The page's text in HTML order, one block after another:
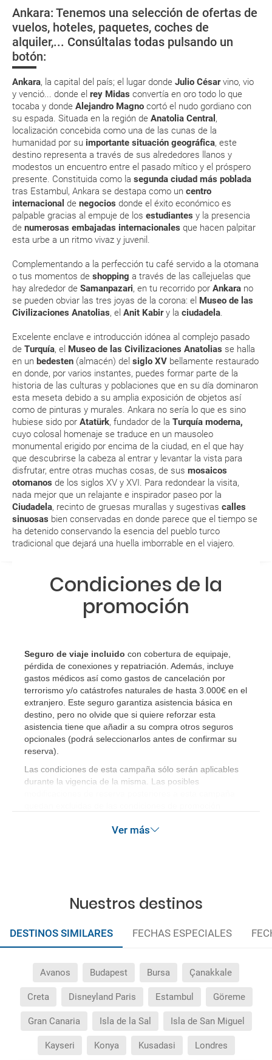
Ankara: Tenemos una selección de ofertas de
vuelos, hoteles, paquetes, coches de
alquiler,... Consúltalas todas pulsando un
botón:
Ankara, la capital del país; el lugar donde Julio Césarvino, vio
y venció... donde el rey Midas convertía en oro todo lo que
tocaba y donde Alejandro Magno cortó el nudo gordiano con
su espada. Situada en la región de Anatolia Central ,
localización concebida como una de las cunas de la
humanidad por su importante situación geográfica, este
destino representa a través de sus alrededores llanos y
modestos un encuentro entre el pasado mítico y el próspero
presente. Constituida como la segunda ciudad más poblada
tras Estambul, Ankara se destapa como un centro
internacional de negocios donde el éxito económico es
palpable gracias al empuje de los estudiantes y la presencia
de numerosas embajadas internacionales que hacen palpitar
esta urbe a un ritmo vivaz y juvenil.
Complementando a la perfección tu café servido a la otomana
o tus momentos de shopping a través de las callejuelas que
hay alrededor de Samanpazari, en tu recorrido por Ankara no
se pueden obviar las tres joyas de la corona: el Museo de las
Civilizaciones Anatolias, el Anit Kabiry la ciudadela
Excelente enclave e introducción idónea al complejo pasado
de Turquía, el Museo de las Civilizaciones Anatolias se halla
en un bedesten (almacén) del siglo XV bellamente restaurado
en donde, por varios instantes, puedes formar parte de la
historia de las culturas y poblaciones que en su día dominaron
esta meseta debido a su amplia exposición de objetos así
como de pinturas y murales. Ankara no sería lo que es sino
hubiese sido por Atatürk, fundador de la Turquía moderna,
cuyo colosal homenaje se traduce en un mausoleo
monumental erigido por encima de la ciudad, en el que hay
que descubrirse la cabeza al entrar y levantar la vista para
disfrutar, entre otras muchas cosas, de sus mosaicos
otomanos de los siglos XV y XVI. Para redondear la visita,
nada mejor que un relajante e inspirador paseo por la
Ciudadela, recinto de gruesas murallas y sugestivas calles
sinuosas bien conservadas en donde parece que el tiempo se
ha detenido conservando la esencia del pueblo turco
tradicional que dejará una huella imborrable en el viajero.
Ölüdeniz, playas
de película en
Turquía
Éfeso
El Castillo de
Embajadas y Consulados
Monedas y tipos de cambios
in por su web.
Eso sí, deberás estar atento si viajas con una compañía low cost, debido
a que muchas de ellas exigen la presentación de la tarjeta de embarque
(que deberás realizar a través de su web) para que no te carguen un
suplemento extra en el mismo aeropuerto.
En caso de tener que enviarte la documentación de un paquete
vacacional (Caribe, circuitos, tours...) te enviaremos la documentación
de tu reserva alrededor de 10 días antes de salida, la cual deberás
imprimir y llevar contigo en el viaje.
Esta documentación te será requerida en el mostrador de la compañía
aérea a la hora de realizar el check-in el día de la salida.
MODIFICACIÓN ó CANCELACIÓN ¿Puedo anular o
modificar una reserva del viaje? ¿Qué gastos puede
generar una anulación o modificación del viaje?
¿Qué caducidad debe tener mi pasaporte para ir
¿Con cuánta antelación tengo que estar en el
aeropuerto?
paquete vacacional en la página web?
Al realizar la reserva, uno de los servicios ha
quedado de pendiente de confirmación ¿Cómo
sabré si se confirma el viaje?
¿Cómo sé si hay plazas disponibles en el viaje que
quiero al hacer mi solicitud de reserva?
Si tengo los traslados incluidos, ¿dónde debo
dirigirme?
¿Incluye algún seguro de viaje mi reserva?
¿Cuáles son las condiciones generales en las
¿Cuáles son los impuestos de entrada y salida del
país si viajo a América?
al hotel o viceversa no ha aparecido?
¿Necesito visado para poder ir a ...?
¿Por qué me sale el precio de un niño igual que el
precio de un adulto?
¿Cuántas veces debo imprimir el bono de los
traslados?
Condiciones de la
promoción
Seguro de viaje incluido con cobertura de equipaje,
pérdida de conexiones y repatriación. Además, incluye
gastos médicos así como gastos de cancelación por
terrorismo y/o catástrofes naturales de hasta 3.000€ en el
extranjero. Este seguro garantiza asistencia básica en
destino, pero no olvide que si quiere reforzar esta
asistencia tiene que añadir a su compra otros seguros
opcionales (podrá seleccionarlos antes de confirmar su
reserva)
Las condiciones de esta campaña sólo serán aplicables
durante la vigencia de la misma. Las posibles
Ver más
Nuestros destinos
DESTINOS SIMILARES FECHAS ESPECIALES
Avanos Budapest Bursa Çanakkale
Creta Disneyland Paris Estambul Göreme
Gran Canaria Isla de la Sal Isla de San Miguel
Kayseri Konya Kusadasi Londres